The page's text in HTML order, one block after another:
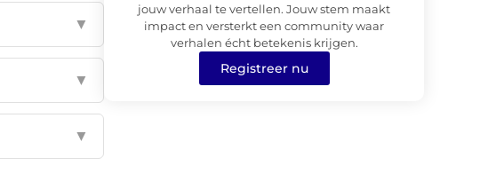
▼
▼
▼
jouw verhaal te vertellen. Jouw stem maakt
impact en versterkt een community waar
verhalen écht betekenis krijgen.
Registreer nu